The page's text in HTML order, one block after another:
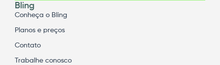
Bling
Conheça o Bling
Planos e preços
Contato
Trabalhe conosco